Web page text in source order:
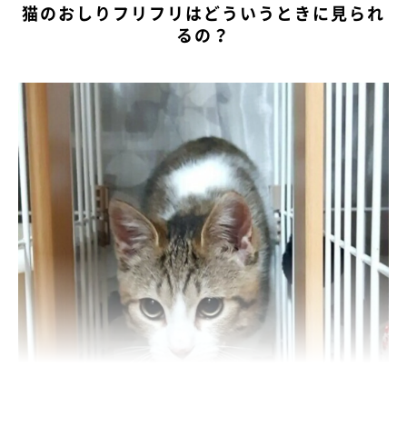
猫のおしりフリフリはどういうときに見られ
るの？